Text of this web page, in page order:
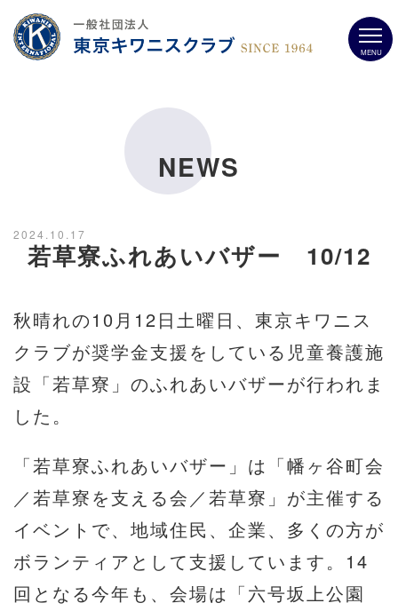
MENU
NEWS
2024.10.17
若草寮ふれあいバザー 10/12
秋晴れの10月12日土曜日、東京キワニス
クラブが奨学金支援をしている児童養護施
設「若草寮」のふれあいバザーが行われま
した。
「若草寮ふれあいバザー」は「幡ヶ谷町会
／若草寮を支える会／若草寮」が主催する
イベントで、地域住民、企業、多くの方が
ボランティアとして支援しています。14
回となる今年も、会場は「六号坂上公園